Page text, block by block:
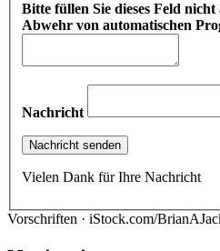
Bitte füllen Sie dieses Feld
Abwehr von automatischen
Nachricht
Vielen Dank für Ihre Nachricht
Vorschriften · iStock.com/